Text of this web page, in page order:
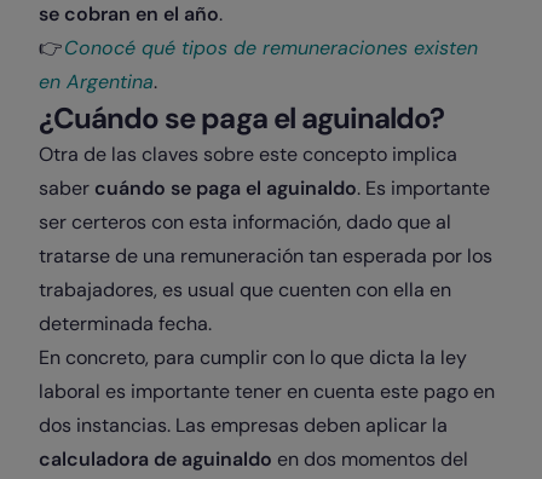
se cobran en el año.
👉Conocé qué tipos de remuneraciones existen
en Argentina.
¿Cuándo se paga el aguinaldo?
Otra de las claves sobre este concepto implica
saber cuándo se paga el aguinaldo. Es importante
ser certeros con esta información, dado que al
tratarse de una remuneración tan esperada por los
trabajadores, es usual que cuenten con ella en
determinada fecha.
En concreto, para cumplir con lo que dicta la ley
laboral es importante tener en cuenta este pago en
dos instancias. Las empresas deben aplicar la
calculadora de aguinaldo en dos momentos del